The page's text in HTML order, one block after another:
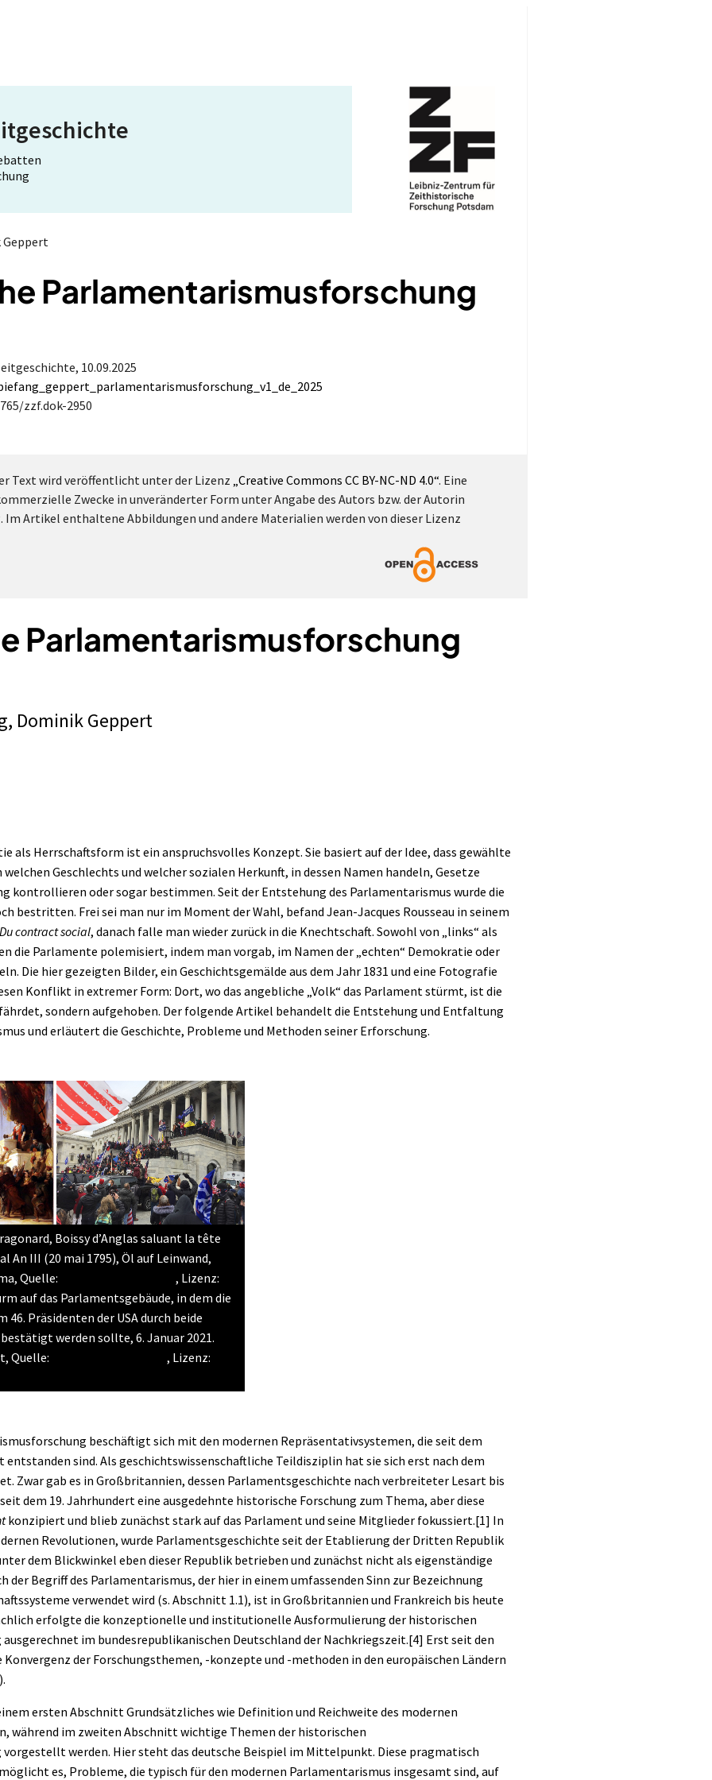
Geppert
Parlamentarismusforschung
10.09.2025
zzf.dok-2950
Text wird veröffentlicht unter der Lizenz „Creative Commons CC BY-NC-ND 4.0“. Eine
Zwecke in unveränderter Form unter Angabe des Autors bzw. der Autorin
Im Artikel enthaltene Abbildungen und andere Materialien werden von dieser Lizenz
Parlamentarismusforschung
, Dominik Geppert
als Herrschaftsform ist ein anspruchsvolles Konzept. Sie basiert auf der Idee, dass gewählte
welchen Geschlechts und welcher sozialen Herkunft, in dessen Namen handeln, Gesetze
kontrollieren oder sogar bestimmen. Seit der Entstehung des Parlamentarismus wurde die
bestritten. Frei sei man nur im Moment der Wahl, befand Jean-Jacques Rousseau in seinem
Du contract social, danach falle man wieder zurück in die Knechtschaft. Sowohl von „links“ als
die Parlamente polemisiert, indem man vorgab, im Namen der „echten“ Demokratie oder
Die hier gezeigten Bilder, ein Geschichtsgemälde aus dem Jahr 1831 und eine Fotografie
Konflikt in extremer Form: Dort, wo das angebliche „Volk“ das Parlament stürmt, ist die
sondern aufgehoben. Der folgende Artikel behandelt die Entstehung und Entfaltung
und erläutert die Geschichte, Probleme und Methoden seiner Erforschung.
Boissy d’Anglas saluant la tête
An III (20 mai 1795), Öl auf Leinwand,
Quelle:
, Lizenz:
auf das Parlamentsgebäude, in dem die
46. Präsidenten der USA durch beide
werden sollte, 6. Januar 2021.
Quelle:
, Lizenz:
beschäftigt sich mit den modernen Repräsentativsystemen, die seit dem
entstanden sind. Als geschichtswissenschaftliche Teildisziplin hat sie sich erst nach dem
Zwar gab es in Großbritannien, dessen Parlamentsgeschichte nach verbreiteter Lesart bis
dem 19. Jahrhundert eine ausgedehnte historische Forschung zum Thema, aber diese
konzipiert und blieb zunächst stark auf das Parlament und seine Mitglieder fokussiert.[1] In
Revolutionen, wurde Parlamentsgeschichte seit der Etablierung der Dritten Republik
dem Blickwinkel eben dieser Republik betrieben und zunächst nicht als eigenständige
der Begriffdes Parlamentarismus, der hier in einem umfassenden Sinn zur Bezeichnung
verwendet wird (s. Abschnitt 1.1), ist in Großbritannien und Frankreich bis heute
erfolgte die konzeptionelle und institutionelle Ausformulierung der historischen
im bundesrepublikanischen Deutschland der Nachkriegszeit.[4] Erst seit den
der Forschungsthemen, -konzepte und -methoden in den europäischen Ländern
).
ersten Abschnitt Grundsätzliches wie Definition und Reichweite des modernen
während im zweiten Abschnitt wichtige Themen der historischen
werden. Hier steht das deutsche Beispiel im Mittelpunkt. Diese pragmatisch
es, Probleme, die typisch für den modernen Parlamentarismus insgesamt sind, auf